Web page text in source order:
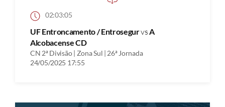
02:03:05
UF Entroncamento / EntrosegurvsA
Alcobacense CD
CN 2ª Divisão | Zona Sul | 26ª Jornada
24/05/2025 17:55